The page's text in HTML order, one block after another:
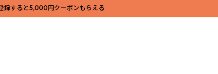
登録すると5,000円クーポンもらえる